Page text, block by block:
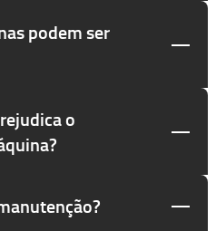
podem ser
o